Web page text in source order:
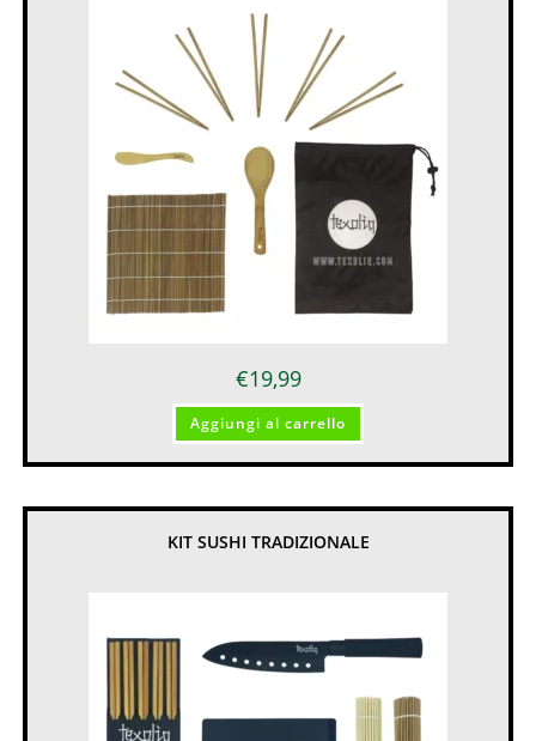
€19,99
Aggiungi al carrello
KIT SUSHI TRADIZIONALE